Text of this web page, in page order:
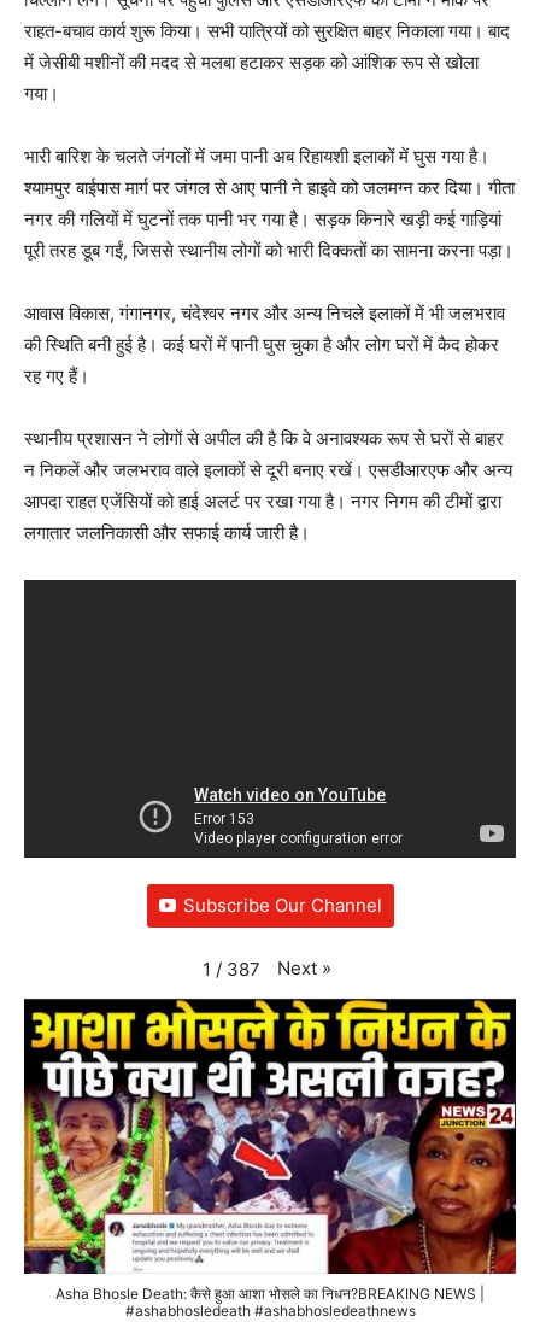
राहत-बचाव कार्य शुरू किया। सभी यात्रियों को सुरक्षित बाहर निकाला गया। बाद
में जेसीबी मशीनों की मदद से मलबा हटाकर सड़क को आंशिक रूप से खोला
गया।
भारी बारिश के चलते जंगलों में जमा पानी अब रिहायशी इलाकों में घुस गया है।
श्यामपुर बाईपास मार्ग पर जंगल से आए पानी ने हाइवे को जलमग्न कर दिया। गीता
नगर की गलियों में घुटनों तक पानी भर गया है। सड़क किनारे खड़ी कई गाड़ियां
पूरी तरह डूब गईं, जिससे स्थानीय लोगों को भारी दिक्कतों का सामना करना पड़ा।
आवास विकास, गंगानगर, चंदेश्वर नगर और अन्य निचले इलाकों में भी जलभराव
की स्थिति बनी हुई है। कई घरों में पानी घुस चुका है और लोग घरों में कैद होकर
रह गए हैं।
स्थानीय प्रशासन ने लोगों से अपील की है कि वे अनावश्यक रूप से घरों से बाहर
न निकलें और जलभराव वाले इलाकों से दूरी बनाए रखें। एसडीआरएफ और अन्य
आपदा राहत एजेंसियों को हाई अलर्ट पर रखा गया है। नगर निगम की टीमों द्वारा
लगातार जलनिकासी और सफाई कार्य जारी है।
Subscribe Our Channel
1 / 387 Next »
Asha Bhosle Death: कैसे हुआ आशा भोसले का निधन?BREAKING NEWS |
#ashabhosledeath #ashabhosledeathnews